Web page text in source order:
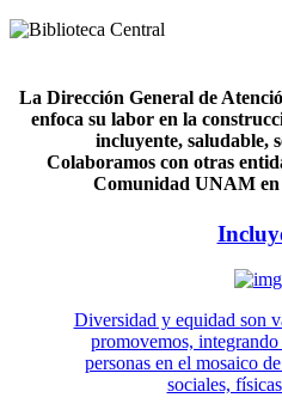
La Dirección General de
enfoca su labor en la
incluyente, saludable,
Colaboramos con otras
Comunidad UNAM en
Diversidad y equidad son
promovemos, integrando
personas en el mosaico
sociales,